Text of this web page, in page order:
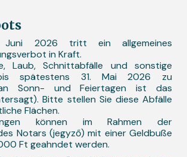
2026 tritt ein allgemeines
in Kraft.
Laub, Schnittabfälle und sonstige
spätestens 31. Mai 2026 zu
Sonn- und Feiertagen ist das
Bitte stellen Sie diese Abfälle
Flächen.
können im Rahmen der
Notars (jegyző) mit einer Geldbuße
Ft geahndet werden.